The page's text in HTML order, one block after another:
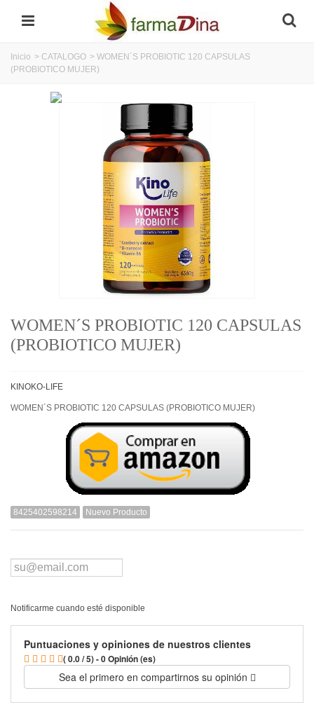
Inicio > CATALOGO > WOMEN´S PROBIOTIC 120 CAPSULAS
(PROBIOTICO MUJER)
WOMEN´S PROBIOTIC 120 CAPSULAS
(PROBIOTICO MUJER)
KINOKO-LIFE
WOMEN´S PROBIOTIC 120 CAPSULAS (PROBIOTICO MUJER)
8425402598214 Nuevo Producto
Notificarme cuando esté disponible
Puntuaciones y opiniones de nuestros clientes
( 0.0 / 5) - 0 Opinión (es)
Sea el primero en compartirnos su opinión